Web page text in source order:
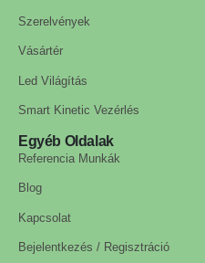
Szerelvények
Vásártér
Led Világítás
Smart Kinetic Vezérlés
Egyéb Oldalak
Referencia Munkák
Blog
Kapcsolat
Bejelentkezés / Regisztráció